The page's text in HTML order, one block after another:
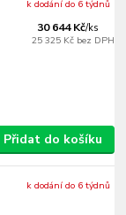
30 644 Kč/ks
25 325 Kč bez DPH
k dodání do 6 týdnů
Přidat do košíku
k dodání do 6 týdnů